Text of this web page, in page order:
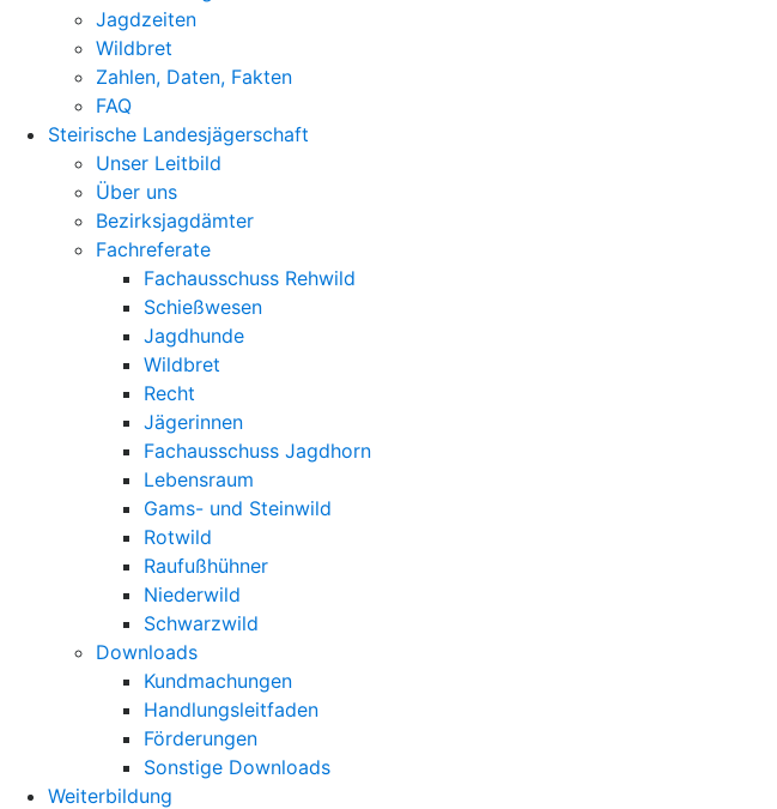
Jagdzeiten
Wildbret
Zahlen, Daten, Fakten
FAQ
Steirische Landesjägerschaft
Unser Leitbild
Über uns
Bezirksjagdämter
Fachreferate
Fachausschuss Rehwild
Schießwesen
Jagdhunde
Wildbret
Recht
Jägerinnen
Fachausschuss Jagdhorn
Lebensraum
Gams- und Steinwild
Rotwild
Raufußhühner
Niederwild
Schwarzwild
Downloads
Kundmachungen
Handlungsleitfaden
Förderungen
Sonstige Downloads
Weiterbildung